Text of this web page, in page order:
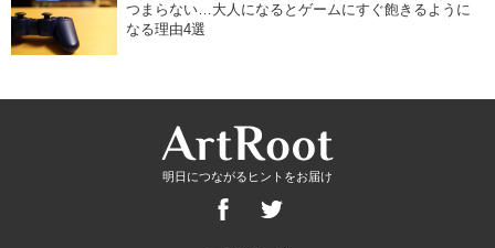
つまらない…大人になるとゲームにすぐ飽きるように
なる理由4選
明日につながるヒントをお届け